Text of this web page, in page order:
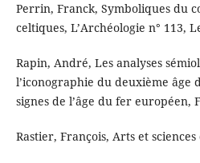
Perrin, Franck, Symboliques du
celtiques, L’Archéologie n° 113,
Rapin, André, Les analyses
l’iconographie du deuxième âge
signes de l’âge du fer européen,
Rastier, François, Arts et